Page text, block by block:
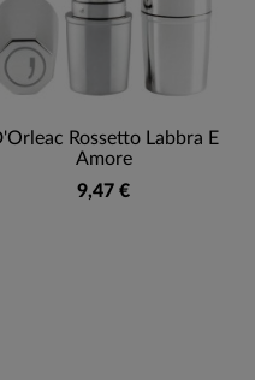
Rossetto Labbra E
Amore
9,47 €